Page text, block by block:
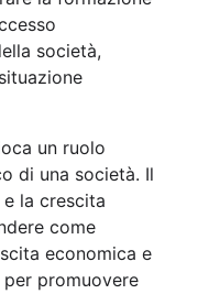
società,
un ruolo
di una società. Il
la crescita
come
economica e
promuovere